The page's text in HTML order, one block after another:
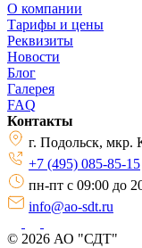
О компании
Тарифы и цены
Реквизиты
Новости
Блог
Галерея
FAQ
Контакты
г. Подольск, мкр.
+7 (495) 085-85-15
пн-пт с 09:00 до
info@ao-sdt.ru
© 2026 АО "СДТ"